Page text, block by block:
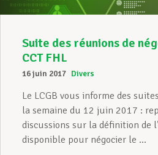
Suite des réunions de
CCT FHL
16 juin 2017 Divers
Le LCGB vous informe des
la semaine du 12 juin 2017 :
discussions sur la définition de
disponible pour négocier le ...